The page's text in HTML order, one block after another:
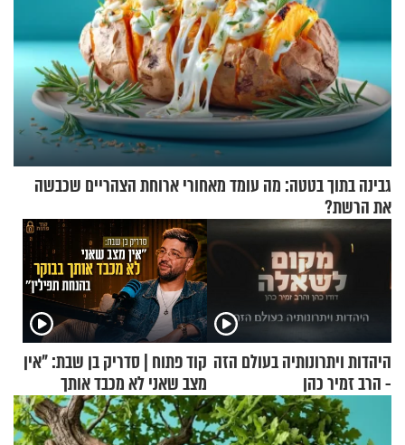
גבינה בתוך בטטה: מה עומד מאחורי ארוחת הצהריים שכבשה
את הרשת?
היהדות ויתרונותיה בעולם הזה
- הרב זמיר כהן
קוד פתוח | סדריק בן שבת: "אין
מצב שאני לא מכבד אותך
בבוקר בהנחת תפילין"